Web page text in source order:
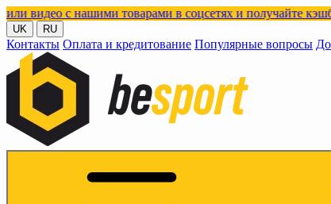
нашими товарами в соцсетях и получайте кэшбэк!
UK RU
Контакты Оплата и кредитование Популярные вопросы